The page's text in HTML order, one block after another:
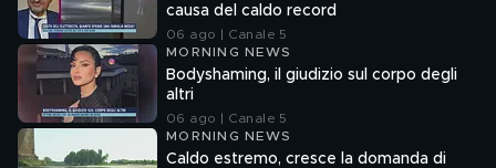
causa del caldo record
06 ago | Canale 5
MORNING NEWS
Bodyshaming, il giudizio sul corpo degli
altri
06 ago | Canale 5
MORNING NEWS
Caldo estremo, cresce la domanda di